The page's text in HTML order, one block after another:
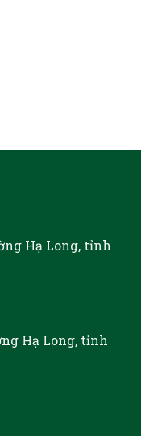
Hạ Long, tỉnh
Hạ Long, tỉnh